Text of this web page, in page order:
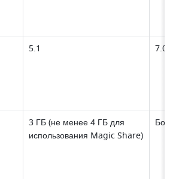
5.1 7.0
3 ГБ (не менее 4 ГБ для